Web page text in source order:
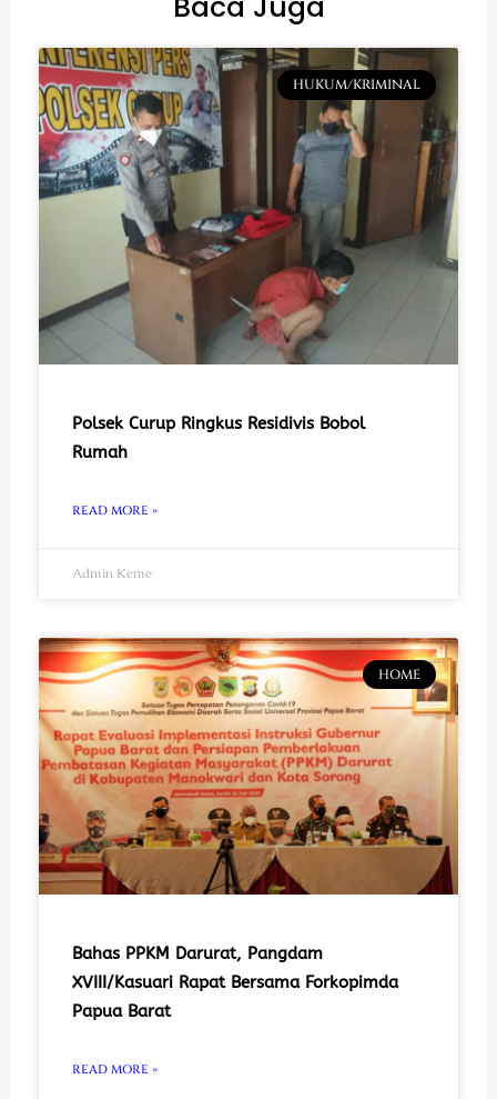
HUKUM/KRIMINAL
Polsek Curup Ringkus Residivis Bobol
Rumah
READ MORE »
Admin Keme
HOME
Bahas PPKM Darurat, Pangdam
XVIII/Kasuari Rapat Bersama Forkopimda
Papua Barat
READ MORE »